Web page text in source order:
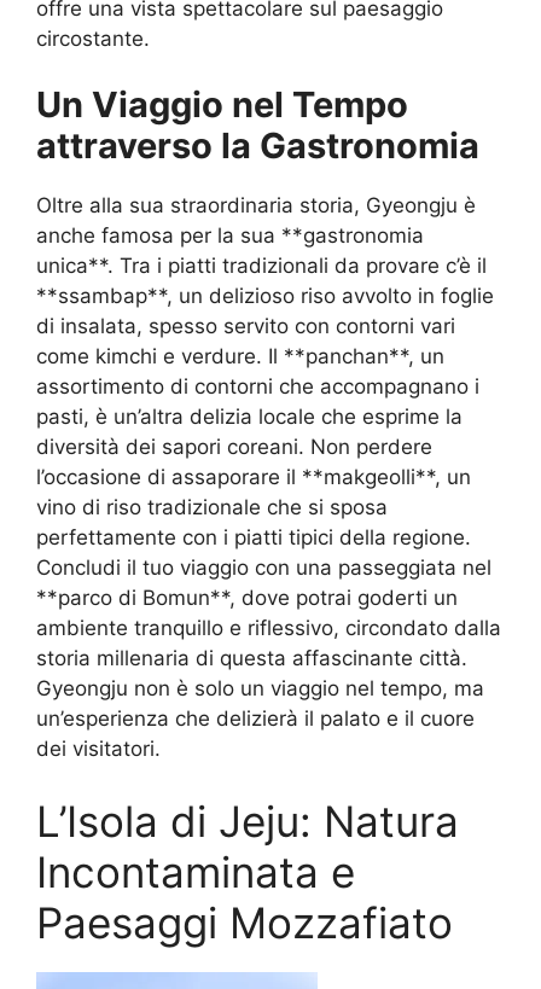
offre una vista spettacolare sul paesaggio
circostante.
Un Viaggio nel Tempo
attraverso la Gastronomia
Oltre alla sua straordinaria storia, Gyeongju è
anche famosa per la sua **gastronomia
unica**. Tra i piatti tradizionali da provare c’è il
**ssambap**, un delizioso riso avvolto in foglie
di insalata, spesso servito con contorni vari
come kimchi e verdure. Il **panchan**, un
assortimento di contorni che accompagnano i
pasti, è un’altra delizia locale che esprime la
diversità dei sapori coreani. Non perdere
l’occasione di assaporare il **makgeolli**, un
vino di riso tradizionale che si sposa
perfettamente con i piatti tipici della regione.
Concludi il tuo viaggio con una passeggiata nel
**parco di Bomun**, dove potrai goderti un
ambiente tranquillo e riflessivo, circondato dalla
storia millenaria di questa affascinante città.
Gyeongju non è solo un viaggio nel tempo, ma
un’esperienza che delizierà il palato e il cuore
dei visitatori.
L’Isola di Jeju: Natura
Incontaminata e
Paesaggi Mozzafiato